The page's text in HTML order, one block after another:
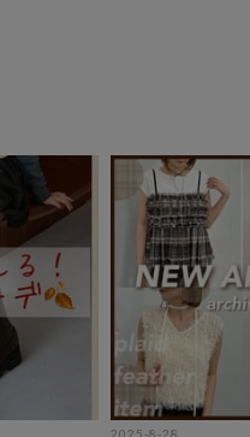
2025-8-28